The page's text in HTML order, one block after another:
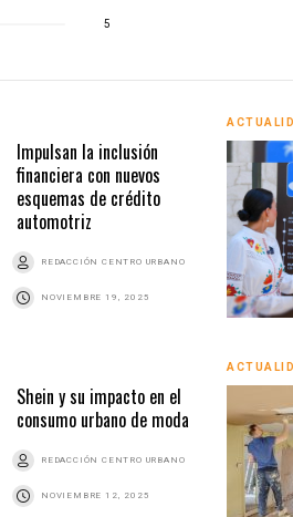
5
Impulsan la inclusión
financiera con nuevos
esquemas de crédito
automotriz
REDACCIÓN CENTRO URBANO
NOVIEMBRE 19, 2025
Shein y su impacto en el
consumo urbano de moda
REDACCIÓN CENTRO URBANO
NOVIEMBRE 12, 2025